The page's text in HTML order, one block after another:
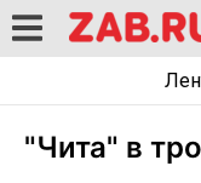
"Чита" в